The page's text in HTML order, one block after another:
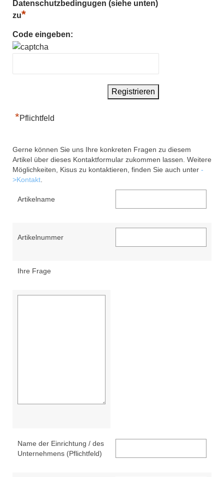
Datenschutzbedingugen (siehe unten)
zu*
Code eingeben:
*Pflichtfeld
Gerne können Sie uns Ihre konkreten Fragen zu diesem
Artikel über dieses Kontaktformular zukommen lassen. Weitere
Möglichkeiten, Kisus zu kontaktieren, finden Sie auch unter -
>Kontakt
Artikelname
Artikelnummer
Ihre Frage
Name der Einrichtung / des
Unternehmens (Pflichtfeld)